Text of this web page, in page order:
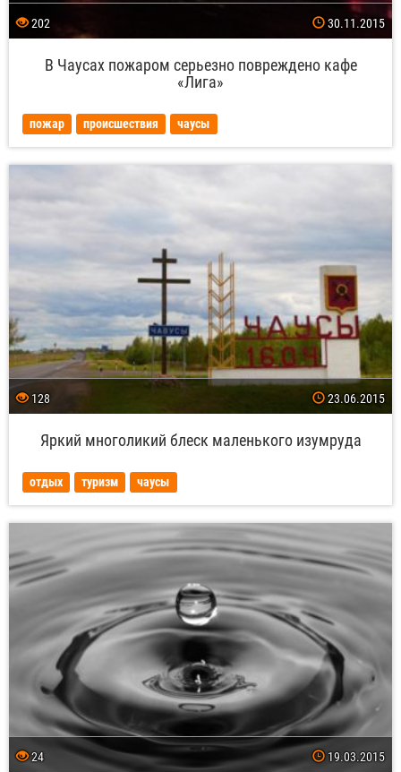
202 30.11.2015
В Чаусах пожаром серьезно повреждено кафе
«Лига»
пожар происшествия чаусы
128 23.06.2015
Яркий многоликий блеск маленького изумруда
отдых туризм чаусы
24 19.03.2015